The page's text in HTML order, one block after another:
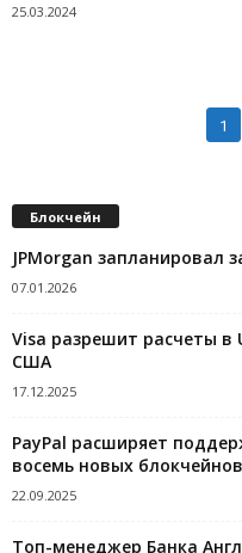
25.03.2024
1
Блокчейн
JPMorgan запланировал
07.01.2026
Visa разрешит расчеты в
США
17.12.2025
PayPal расширяет
восемь новых блокчейнов
22.09.2025
Топ-менеджер Банка